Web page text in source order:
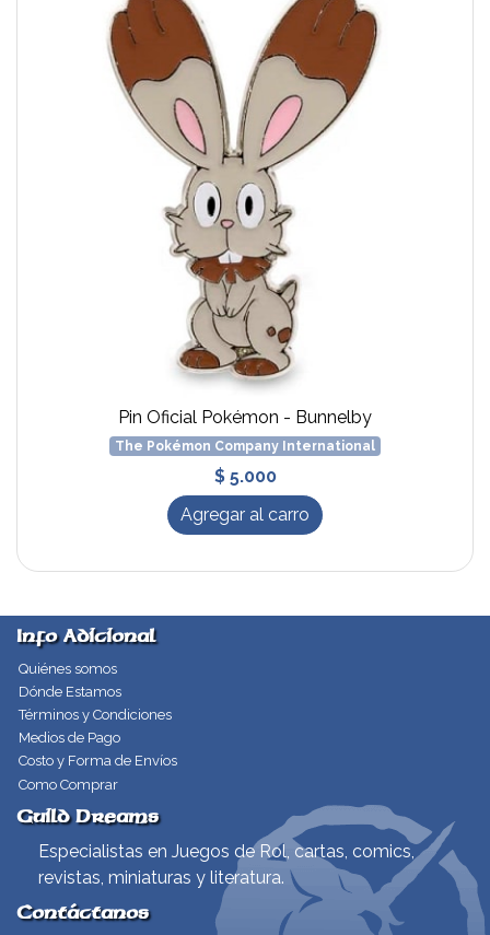
Pin Oficial Pokémon - Bunnelby
The Pokémon Company International
$ 5.000
Agregar al carro
Info Adicional
Quiénes somos
Dónde Estamos
Términos y Condiciones
Medios de Pago
Costo y Forma de Envíos
Como Comprar
Guild Dreams
Especialistas en Juegos de Rol, cartas, comics,
revistas, miniaturas y literatura.
Contáctanos